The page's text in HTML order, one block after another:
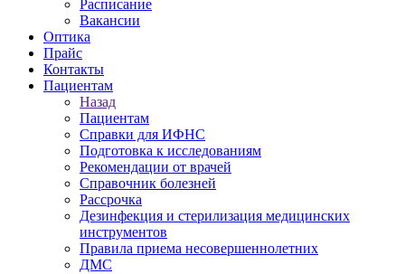
Расписание
Вакансии
Оптика
Прайс
Контакты
Пациентам
Назад
Пациентам
Справки для ИФНС
Подготовка к исследованиям
Рекомендации от врачей
Справочник болезней
Рассрочка
Дезинфекция и стерилизация медицинских
инструментов
Правила приема несовершеннолетних
ДМС